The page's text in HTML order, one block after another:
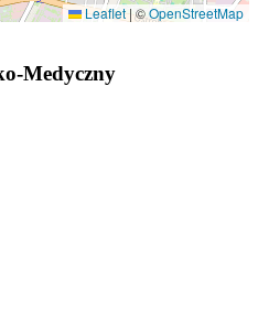
Leaflet|©OpenStreetMap
Medyczny